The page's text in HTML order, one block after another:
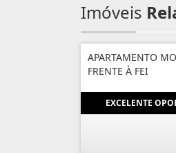
Imóveis
APARTAMENTO
FRENTE À FEI